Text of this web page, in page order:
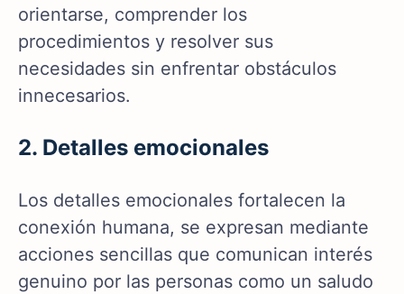
orientarse, comprender los
procedimientos y resolver sus
necesidades sin enfrentar obstáculos
innecesarios.
2. Detalles emocionales
Los detalles emocionales fortalecen la
conexión humana, se expresan mediante
acciones sencillas que comunican interés
genuino por las personas como un saludo